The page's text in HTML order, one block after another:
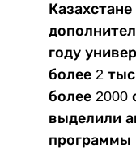
году
более 2
более 2000
выделили
программы